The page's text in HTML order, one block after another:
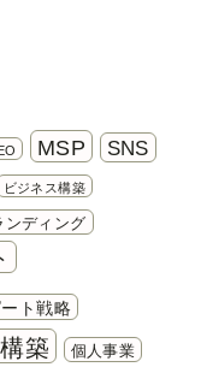
MSP SNS
ビジネス構築
ンディング
ート戦略
築 個人事業